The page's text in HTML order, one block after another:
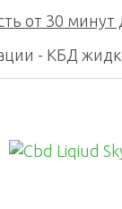
от 30 минут
- КБД